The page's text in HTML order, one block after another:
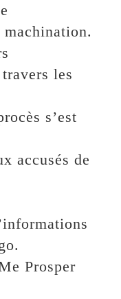
les
s’est
accusés de
Prosper